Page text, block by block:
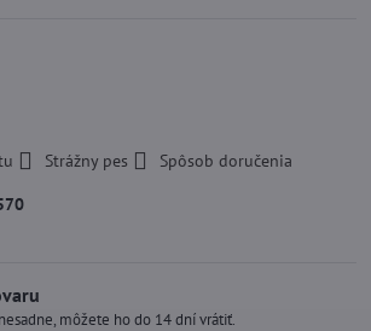
Strážny pes
Spôsob doručenia
môžete ho do 14 dní vrátiť.